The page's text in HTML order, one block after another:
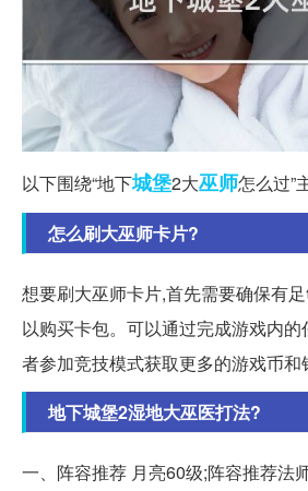
以下围绕“地下城堡2大巫师怎么过”
怎么刷大巫师卡片?
想要刷大巫师卡片,首先需要确保有
以购买卡包。可以通过完成游戏内
者参加竞技模式获取更多的游戏币和
地下城堡2湿地大巫医打法?
一、阵容推荐 月亮60级;阵容推荐法